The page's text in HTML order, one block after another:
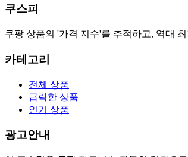
쿠스피
쿠팡 상품의 '가격 지수'를 추적하고, 역대
카테고리
전체 상품
급락한 상품
인기 상품
광고안내